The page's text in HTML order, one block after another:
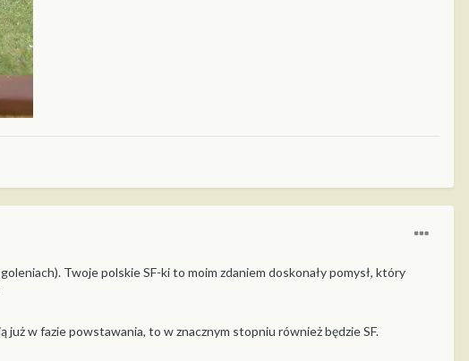
Twoje polskie SF-ki to moim zdaniem doskonały pomysł, który
już w fazie powstawania, to w znacznym stopniu również będzie SF.